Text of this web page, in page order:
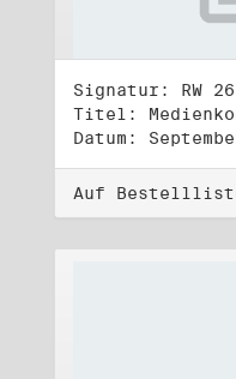
Signatur: RW 26
Titel:
Datum:
Auf